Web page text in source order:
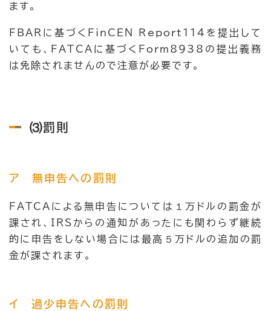
ます。
FBARに基づくFinCEN Report114を提出して
いても、FATCAに基づくForm8938の提出義務
は免除されませんので注意が必要です。
⑶罰則
ア 無申告への罰則
FATCAによる無申告については１万ドルの罰金が
課され、IRSからの通知があったにも関わらず継続
的に申告をしない場合には最高５万ドルの追加の罰
金が課されます。
イ 過少申告への罰則